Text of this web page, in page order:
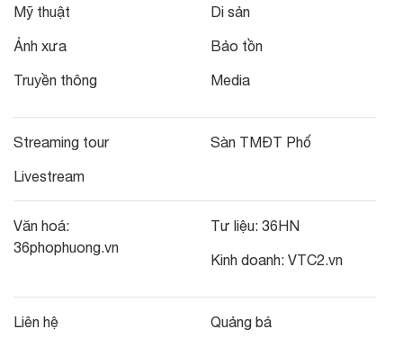
Mỹ thuật
Ảnh xưa
Truyền thông
Di sản
Bảo tồn
Media
Streaming tour
Livestream
Sàn TMĐT Phố
Văn hoá:
36phophuong.vn
Tư liệu: 36HN
Kinh doanh: VTC2.vn
Liên hệ Quảng bá